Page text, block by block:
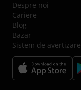
Despre noi
Cariere
Blog
Bazar
Sistem de avertizare